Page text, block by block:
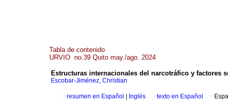
Tabla de contenido
URVIO no.39 Quito may./ago. 2024
Estructuras internacionales del narcotráfico y factores
Escobar-Jiménez, Christian
· resumen en Español Inglés · texto en Español ·